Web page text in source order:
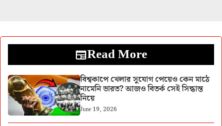
Read More
বিশ্বকাপে খেলার সুযোগ পেয়েও কেন মাঠে
নামেনি ভারত? আজও বিতর্ক সেই সিদ্ধান্ত
নিয়ে
June 19, 2026